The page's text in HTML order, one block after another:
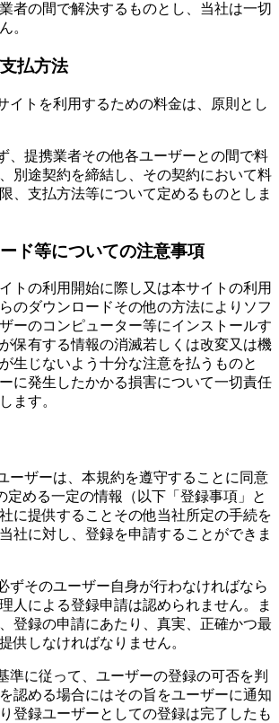
者の間で解決するものとし、当社は一切
。
払方法
イトを利用するための料金は、原則とし
、提携業者その他各ユーザーとの間で料
別途契約を締結し、その契約において料
、支払方法等について定めるものとしま
ド等についての注意事項
トの利用開始に際し又は本サイトの利用
のダウンロードその他の方法によりソフ
ーのコンピューター等にインストールす
保有する情報の消滅若しくは改変又は機
生じないよう十分な注意を払うものと
に発生したかかる損害について一切責任
ます。
ーザーは、本規約を遵守することに同意
定める一定の情報（以下「登録事項」と
に提供することその他当社所定の手続を
社に対し、登録を申請することができま
ずそのユーザー自身が行わなければなら
人による登録申請は認められません。ま
登録の申請にあたり、真実、正確かつ最
供しなければなりません。
準に従って、ユーザーの登録の可否を判
認める場合にはその旨をユーザーに通知
登録ユーザーとしての登録は完了したも